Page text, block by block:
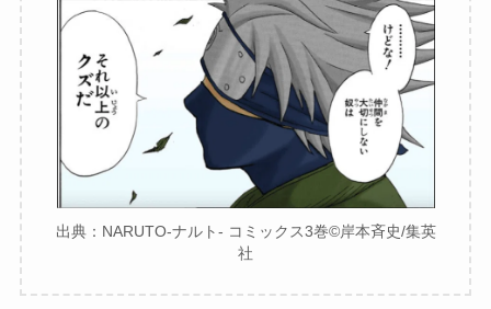
出典：NARUTO-ナルト- コミックス3巻©︎岸本斉史/集英
社